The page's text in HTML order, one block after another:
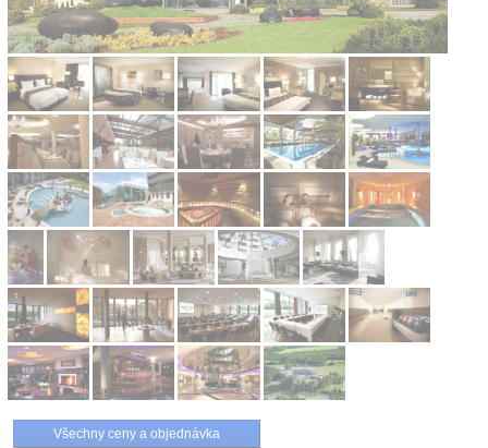
Všechny ceny a objednávka